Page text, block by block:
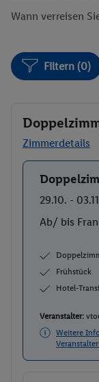
Wann verreisen
Filtern (0)
Zimmerdetails
Buchen
29.10. -
Ab/ bis
Frühstück
Hotel-
Veranstalter:
Weitere